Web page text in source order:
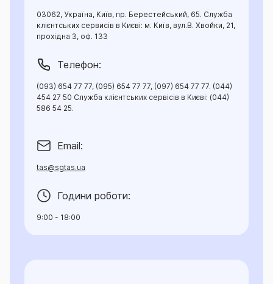
03062, Україна, Київ, пр. Берестейський, 65. Служба
клієнтських сервисів в Києві: м. Київ, вул.В. Хвойки, 21,
прохідна 3, оф. 133
Телефон:
(093) 654 77 77, (095) 654 77 77, (097) 654 77 77. (044)
454 27 50 Служба клієнтських сервісів в Києві: (044)
586 54 25.
Email:
tas@sgtas.ua
Години роботи:
9:00 - 18:00